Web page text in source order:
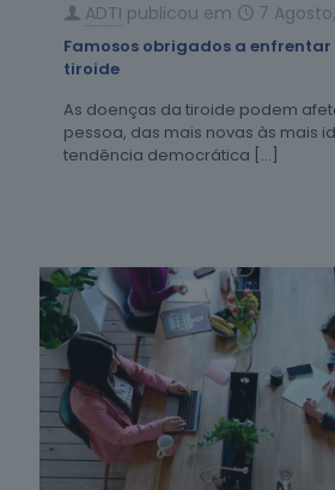
ADTI publicou em 7
Famosos obrigados a
tiroide
As doenças da tiroide podem
pessoa, das mais novas às mais
tendência democrática […]